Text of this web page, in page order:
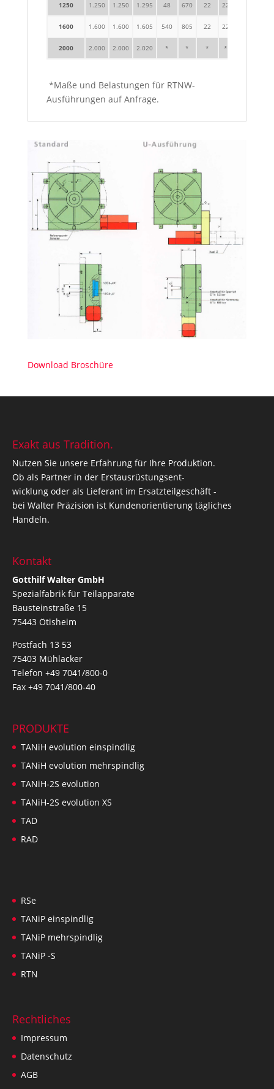
1250 1.250 1.250 1.295 48 670 22 22
1600 1.600 1.600 1.605 540 805 22 22
2000 2.000 2.000 2.020 * * * *
*Maße und Belastungen für RTNW-
Ausführungen auf Anfrage.
Download Broschüre
Exakt aus Tradition.
Nutzen Sie unsere Erfahrung für Ihre Produktion.
Ob als Partner in der Erstausrüstungsent-
wicklung oder als Lieferant im Ersatzteilgeschäft -
bei Walter Präzision ist Kundenorientierung tägliches
Handeln.
Kontakt
Gotthilf Walter GmbH
Spezialfabrik für Teilapparate
Bausteinstraße 15
75443 Ötisheim
Postfach 13 53
75403 Mühlacker
Telefon +49 7041/800-0
Fax +49 7041/800-40
PRODUKTE
TANiH evolution einspindlig
TANiH evolution mehrspindlig
TANiH-2S evolution
TANiH-2S evolution XS
TAD
RAD
RSe
TANiP einspindlig
TANiP mehrspindlig
TANiP -S
RTN
Rechtliches
Impressum
Datenschutz
AGB